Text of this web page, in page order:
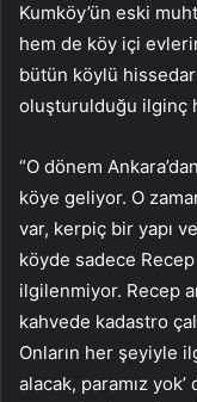
Kumköy’ün eski
hem de köy içi
bütün köylü hissedar
oluşturulduğu ilginç
“O dönem
köye geliyor. O
var, kerpiç bir yapı
köyde sadece
ilgilenmiyor. Recep
kahvede kadastro
Onların her şeyiyle
alacak, paramız